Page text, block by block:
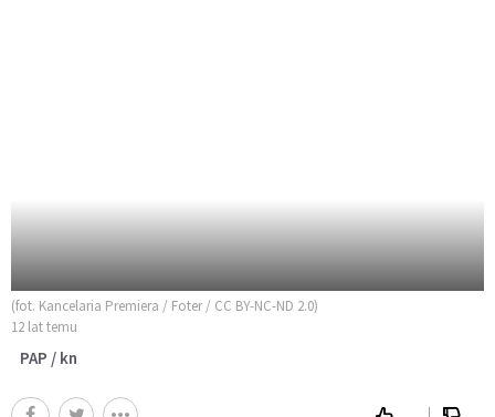
(fot. Kancelaria Premiera / Foter / CC BY-NC-ND 2.0)
12 lat temu
PAP / kn